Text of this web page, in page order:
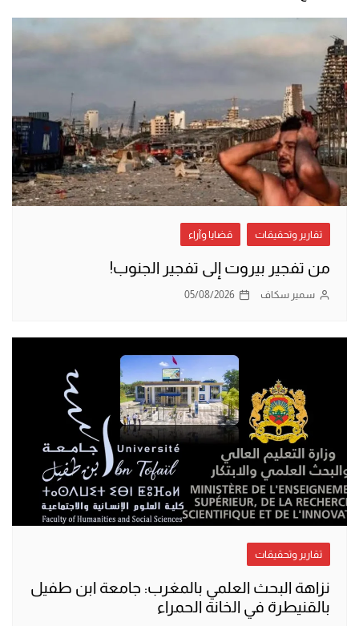
تقارير وتحقيقات قضايا وآراء
من تفجير بيروت إلى تفجير الجنوب!
سمير سكاف 05/08/2026
تقارير وتحقيقات
نزاهة البحث العلمي بالمغرب: جامعة ابن طفيل
بالقنيطرة في الخانة الحمراء